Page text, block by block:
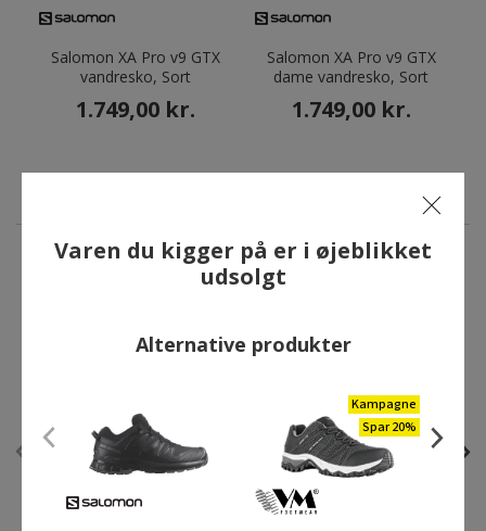
Salomon XA Pro v9 GTX
vandresko, Sort
1.749,00 kr.
Salomon XA Pro v9 GTX
dame vandresko, Sort
1.749,00 kr.
ANDRE HAR OGSÅ KØBT
Spar 20%
Varen du kigger på er i øjeblikket
udsolgt
Alternative produkter
Kampagne
Spar 20%